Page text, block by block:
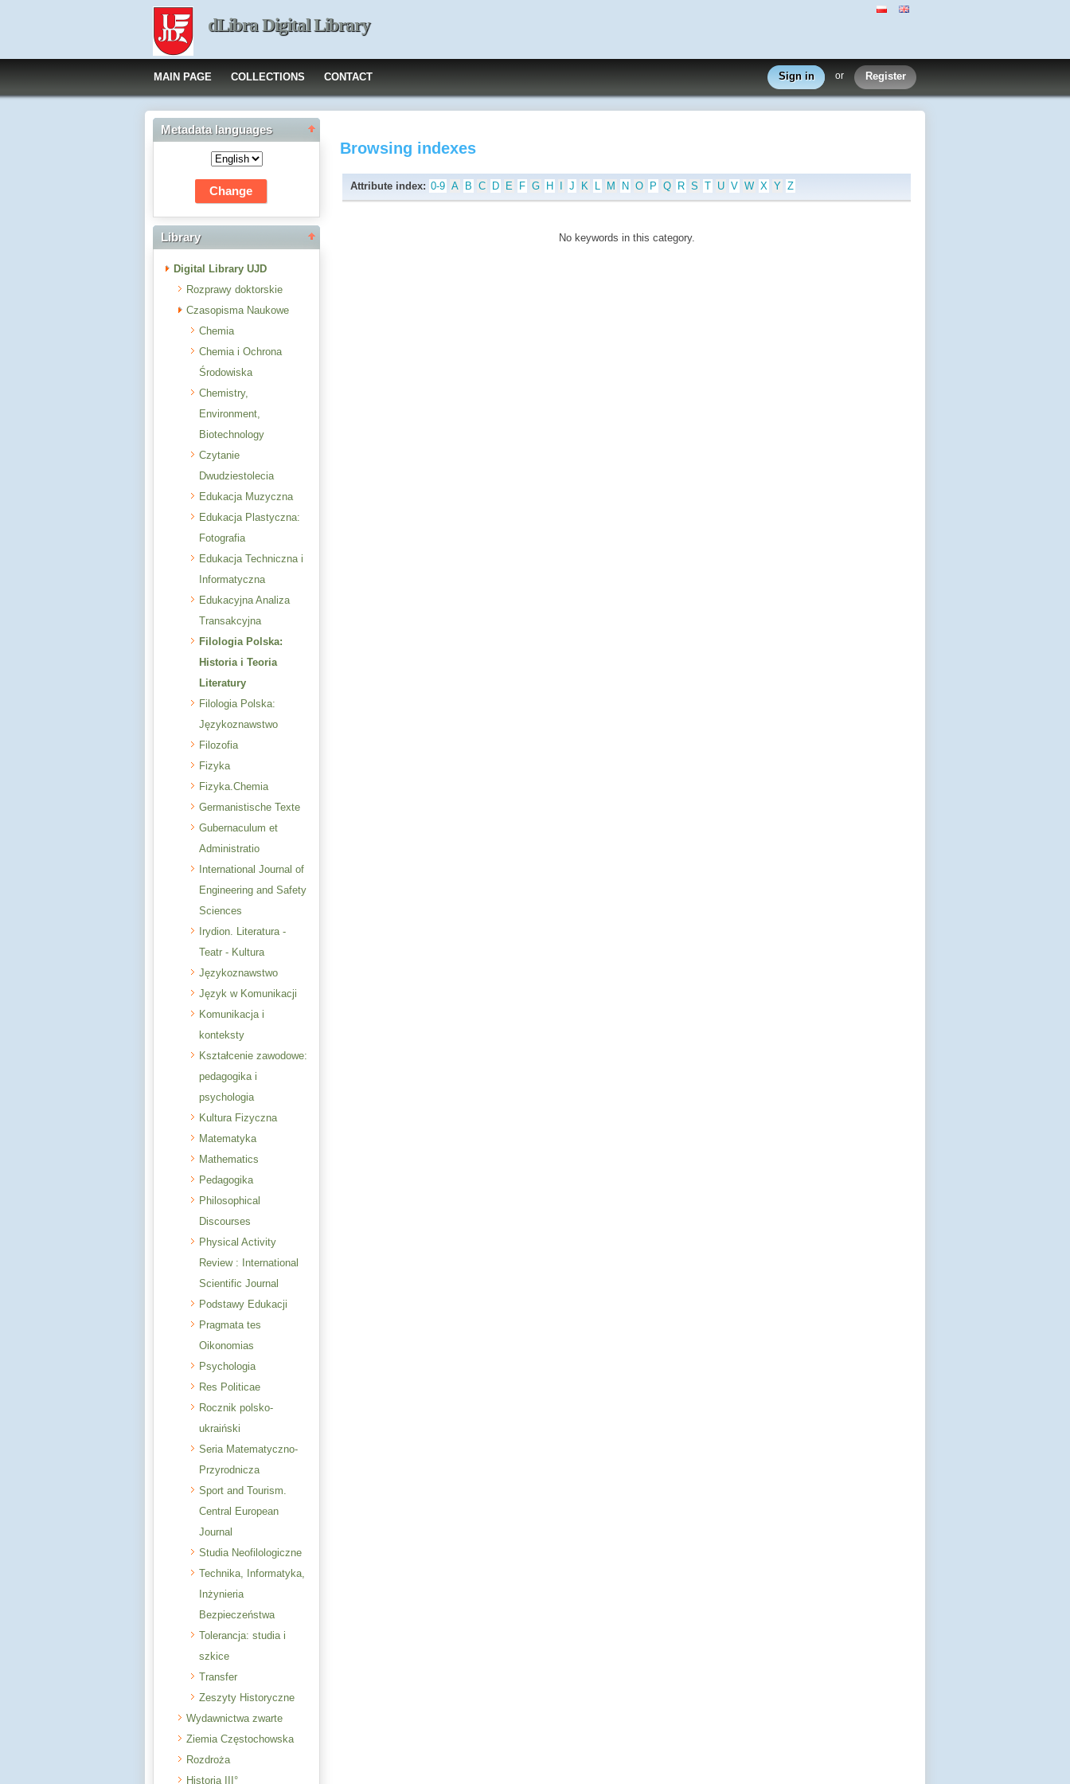
dLibra Digital Library
MAIN PAGE COLLECTIONS CONTACT Sign in or Register
Metadata languages
Library
Digital Library UJD
Rozprawy doktorskie
Czasopisma Naukowe
Chemia
Chemia i Ochrona
Środowiska
Chemistry,
Environment,
Biotechnology
Czytanie
Dwudziestolecia
Edukacja Muzyczna
Edukacja Plastyczna:
Fotografia
Edukacja Techniczna i
Informatyczna
Edukacyjna Analiza
Transakcyjna
Filologia Polska:
Historia i Teoria
Literatury
Filologia Polska:
Językoznawstwo
Filozofia
Fizyka
Fizyka.Chemia
Germanistische Texte
Gubernaculum et
Administratio
International Journal of
Engineering and Safety
Sciences
Irydion. Literatura -
Teatr - Kultura
Językoznawstwo
Język w Komunikacji
Komunikacja i
konteksty
Kształcenie zawodowe:
pedagogika i
psychologia
Kultura Fizyczna
Matematyka
Mathematics
Pedagogika
Philosophical
Discourses
Physical Activity
Review : International
Scientific Journal
Podstawy Edukacji
Pragmata tes
Oikonomias
Psychologia
Res Politicae
Rocznik polsko-
ukraiński
Seria Matematyczno-
Przyrodnicza
Sport and Tourism.
Central European
Journal
Studia Neofilologiczne
Technika, Informatyka,
Inżynieria
Bezpieczeństwa
Tolerancja: studia i
szkice
Transfer
Zeszyty Historyczne
Wydawnictwa zwarte
Ziemia Częstochowska
Rozdroża
Historia III°
Browsing indexes
Attribute index: 0-9 A B C D E F G H J K L M N O P Q R S T U V W X Y Z
No keywords in this category.